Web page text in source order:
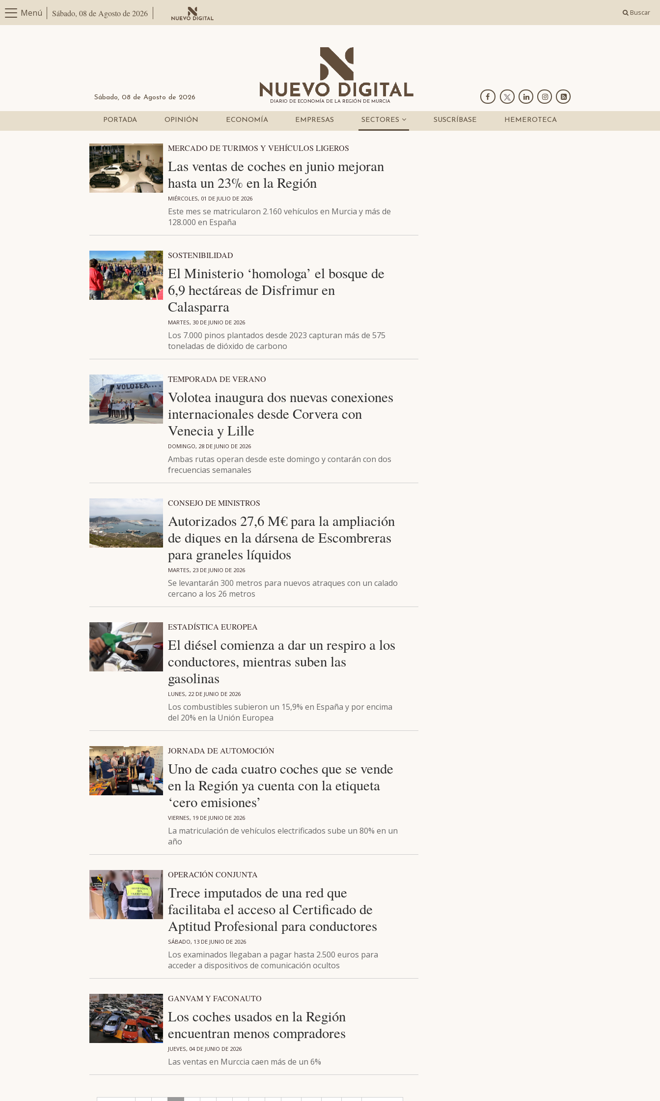
Menú Sábado, 08 de Agosto de 2026 Buscar
Sábado, 08 de Agosto de 2026
DIARIO DE ECONOMÍA DE LA REGIÓN DE MURCIA
PORTADA OPINIÓN ECONOMÍA EMPRESAS SECTORES SUSCRÍBASE HEMEROTECA
MERCADO DE TURIMOS Y VEHÍCULOS LIGEROS
Las ventas de coches en junio mejoran
hasta un 23% en la Región
MIÉRCOLES, 01 DE JULIO DE 2026
Este mes se matricularon 2.160 vehículos en Murcia y más de
128.000 en España
SOSTENIBILIDAD
El Ministerio ‘homologa’ el bosque de
6,9 hectáreas de Disfrimur en
Calasparra
MARTES, 30 DE JUNIO DE 2026
Los 7.000 pinos plantados desde 2023 capturan más de 575
toneladas de dióxido de carbono
TEMPORADA DE VERANO
Volotea inaugura dos nuevas conexiones
internacionales desde Corvera con
Venecia y Lille
DOMINGO, 28 DE JUNIO DE 2026
Ambas rutas operan desde este domingo y contarán con dos
frecuencias semanales
CONSEJO DE MINISTROS
Autorizados 27,6 M€ para la ampliación
de diques en la dársena de Escombreras
para graneles líquidos
MARTES, 23 DE JUNIO DE 2026
Se levantarán 300 metros para nuevos atraques con un calado
cercano a los 26 metros
ESTADÍSTICA EUROPEA
El diésel comienza a dar un respiro a los
conductores, mientras suben las
gasolinas
LUNES, 22 DE JUNIO DE 2026
Los combustibles subieron un 15,9% en España y por encima
del 20% en la Unión Europea
JORNADA DE AUTOMOCIÓN
Uno de cada cuatro coches que se vende
en la Región ya cuenta con la etiqueta
‘cero emisiones’
VIERNES, 19 DE JUNIO DE 2026
La matriculación de vehículos electrificados sube un 80% en un
año
OPERACIÓN CONJUNTA
Trece imputados de una red que
facilitaba el acceso al Certificado de
Aptitud Profesional para conductores
SÁBADO, 13 DE JUNIO DE 2026
Los examinados llegaban a pagar hasta 2.500 euros para
acceder a dispositivos de comunicación ocultos
GANVAM Y FACONAUTO
Los coches usados en la Región
encuentran menos compradores
JUEVES, 04 DE JUNIO DE 2026
Las ventas en Murccia caen más de un 6%